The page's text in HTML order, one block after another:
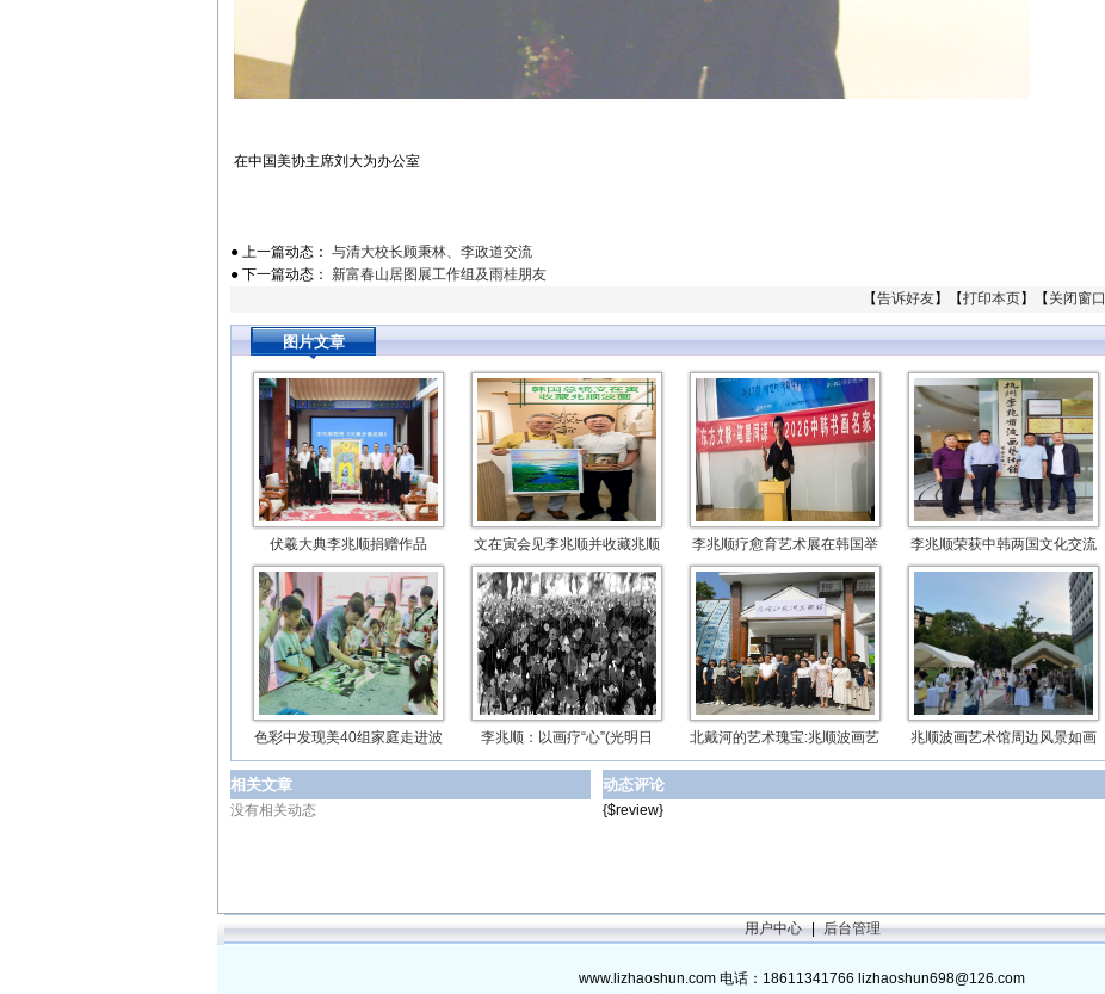
在中国美协主席刘大为办公室
● 上一篇动态： 与清大校长顾秉林、李政道交流
● 下一篇动态： 新富春山居图展工作组及雨桂朋友
【告诉好友】【打印本页】【 关闭窗口
图片文章
伏羲大典李兆顺捐赠作品 文在寅会见李兆顺并收藏兆顺 李兆顺疗愈育艺术展在韩国举 李兆顺荣获中韩两国文化交流
色彩中发现美40组家庭走进波 李兆顺：以画疗“心”(光明日 北戴河的艺术瑰宝:兆顺波画艺 兆顺波画艺术馆周边风景如画
相关文章
没有相关动态
动态评论
{$review}
用户中心 | 后台管理
www.lizhaoshun.com 电话：18611341766 lizhaoshun698@126.com